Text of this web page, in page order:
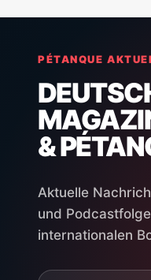
PÉTANQUE
&
Aktuelle
und
internationalen